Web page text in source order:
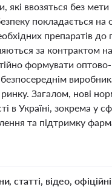
які ввозяться без
покладається
препаратів до
за контрактом
формувати оптово-
Загалом, нові
Україні, зокрема у
та підтримку
статті, відео,